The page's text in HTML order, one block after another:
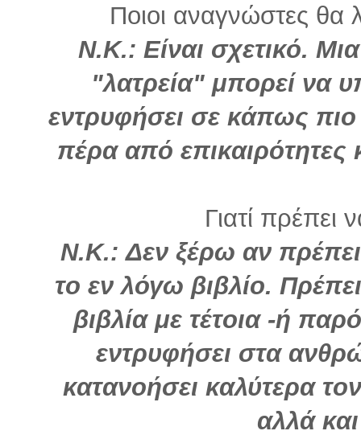
Ποιοι αναγνώστες θα
Ν.Κ.: Είναι σχετικό.
"λατρεία" μπορεί να
εντρυφήσει σε κάπως
πέρα από επικαιρότητες
Γιατί πρέπει
Ν.Κ.: Δεν ξέρω αν πρέπει
το εν λόγω βιβλίο.
βιβλία με τέτοια -ή
εντρυφήσει στα
κατανοήσει καλύτερα
αλλά